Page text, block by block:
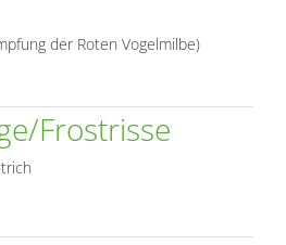
der Roten Vogelmilbe)
Frostrisse